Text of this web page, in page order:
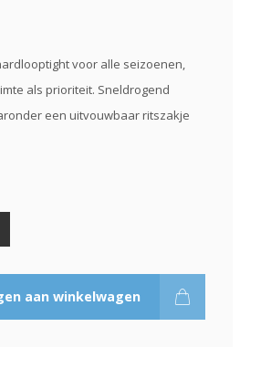
voor alle seizoenen,
als prioriteit. Sneldrogend
een uitvouwbaar ritszakje
aan winkelwagen